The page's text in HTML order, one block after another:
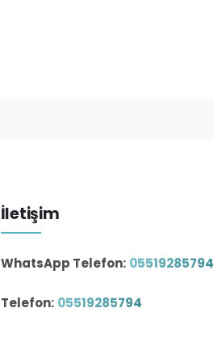
İletişim
WhatsApp Telefon: 05519285794
Telefon: 05519285794